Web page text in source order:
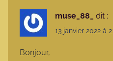
muse_88_ dit :
13 janvier 2022 à
Bonjour,